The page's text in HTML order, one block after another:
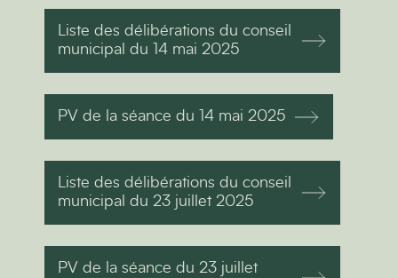
Liste des délibérations du conseil
municipal du 14 mai 2025
PV de la séance du 14 mai 2025
Liste des délibérations du conseil
municipal du 23 juillet 2025
PV de la séance du 23 juillet